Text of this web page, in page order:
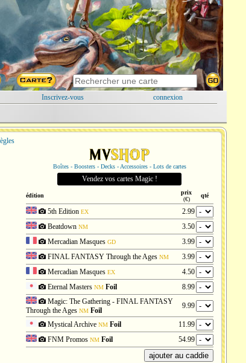
Inscrivez-vous
connexion
Boîtes - Boosters - Decks - Accessoires - Lots de cartes
Vendez vos cartes Magic !
édition
prix
(€)
qté
5th Edition EX
2.99
Beatdown NM
3.50
Mercadian Masques GD
3.99
FINAL FANTASY Through the Ages NM
3.99
Mercadian Masques EX
4.50
Eternal Masters NM Foil
8.99
Magic: The Gathering - FINAL FANTASY
Through the Ages NM Foil
9.99
Mystical Archive NM Foil
11.99
FNM Promos NM Foil 54.99